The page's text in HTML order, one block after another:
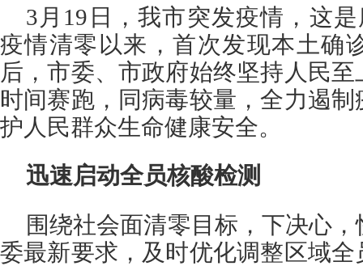
3月19日，我市突发疫情，这
疫情清零以来，首次发现本土确
后，市委、市政府始终坚持人民
时间赛跑，同病毒较量，全力遏
护人民群众生命健康安全。
迅速启动全员核酸检测
围绕社会面清零目标，下决心
委最新要求，及时优化调整区域